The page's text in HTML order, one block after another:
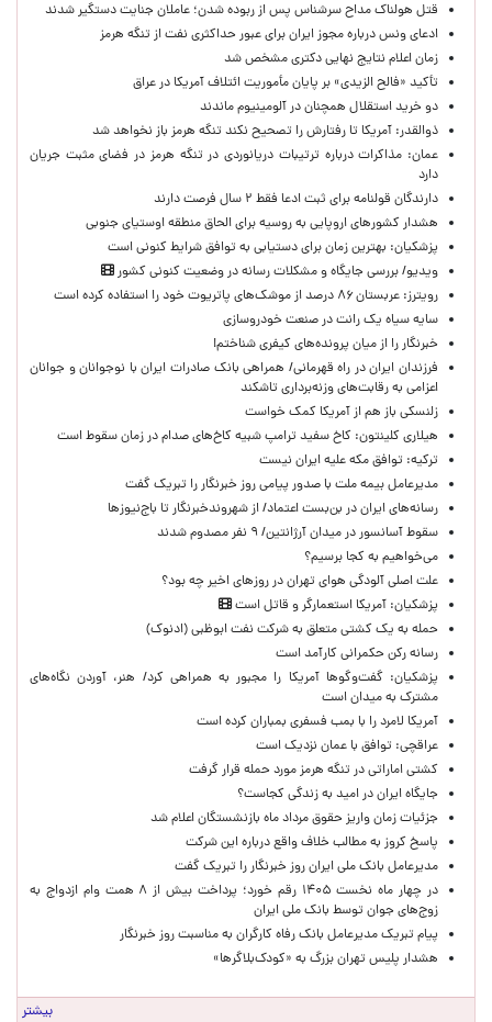
قتل هولناک مداح سرشناس پس از ربوده شدن؛ عاملان جنایت دستگیر شدند
ادعای ونس درباره مجوز ایران برای عبور حداکثری نفت از تنگه هرمز
زمان اعلام نتایج نهایی دکتری مشخص شد
تأکید «فالح الزیدی» بر پایان مأموریت ائتلاف آمریکا در عراق
دو خرید استقلال همچنان در آلومینیوم ماندند
ذوالقدر: آمریکا تا رفتارش را تصحیح نکند تنگه هرمز باز نخواهد شد
عمان: مذاکرات درباره ترتیبات دریانوردی در تنگه هرمز در فضای مثبت جریان
دارد
دارندگان قولنامه برای ثبت ادعا فقط ۲ سال فرصت دارند
هشدار کشورهای اروپایی به روسیه برای الحاق منطقه اوستیای جنوبی
پزشکیان‌: بهترین زمان برای دستیابی به توافق شرایط کنونی است
ویدیو/ بررسی جایگاه و مشکلات رسانه در وضعیت کنونی کشور
رویترز: عربستان ۸۶ درصد از موشک‌های پاتریوت خود را استفاده کرده است
سایه سیاه یک رانت در صنعت خودروسازی
خبرنگار را از میان پرونده‌های کیفری شناختم!
​فرزندان ایران در راه قهرمانی/ همراهی بانک صادرات ایران با نوجوانان و جوانان
اعزامی به رقابت‌های وزنه‌برداری تاشکند
زلنسکی باز هم از آمریکا کمک خواست
هیلاری کلینتون: کاخ سفید ترامپ شبیه کاخ‌های صدام در زمان سقوط است
ترکیه: توافق مکه علیه ایران نیست
مدیرعامل بیمه ملت با صدور پیامی روز خبرنگار را تبریک گفت
رسانه‌های ایران در بن‌بست اعتماد/ از شهروندخبرنگار تا باج‌نیوزها
سقوط آسانسور در میدان آرژانتین/ ۹ نفر مصدوم شدند
می‌خواهیم به کجا برسیم؟
علت اصلی آلودگی هوای تهران در روزهای اخیر چه بود؟
پزشکیان: آمریکا استعمارگر و قاتل است
حمله به یک کشتی متعلق به شرکت نفت ابوظبی (ادنوک)
رسانه رکن حکمرانی کارآمد است
پزشکیان: گفت‌وگوها آمریکا را مجبور به همراهی کرد/ هنر، آوردن نگاه‌های
مشترک به میدان است
آمریکا لامرد را با بمب فسفری بمباران کرده است
عراقچی: توافق با عمان نزدیک است
کشتی اماراتی در تنگه هرمز مورد حمله قرار گرفت
جایگاه ایران در امید به زندگی کجاست؟
جزئیات زمان واریز حقوق مرداد ماه بازنشستگان اعلام شد
پاسخ کروز به مطالب خلاف واقع درباره این شرکت
مدیرعامل بانک ملی ایران روز خبرنگار را تبریک گفت
در چهار ماه نخست ۱۴۰۵ رقم خورد؛ پرداخت بیش از ۸ همت وام ازدواج به
زوج‌های جوان توسط بانک ملی ایران
پیام تبریک مدیرعامل بانک رفاه کارگران به مناسبت روز خبرنگار
هشدار پلیس تهران بزرگ به «کودک‌بلاگرها»
بیشتر